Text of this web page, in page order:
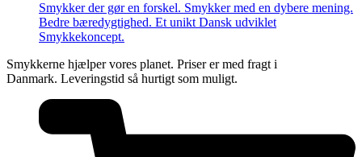
Smykker der gør en forskel. Smykker med en dybere mening.
Bedre bæredygtighed. Et unikt Dansk udviklet
Smykkekoncept.
Smykkerne hjælper vores planet. Priser er med fragt i
Danmark. Leveringstid så hurtigt som muligt.